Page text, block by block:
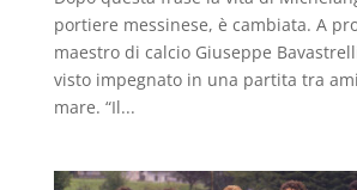
portiere messinese, è cambiata. A
maestro di calcio Giuseppe
visto impegnato in una partita tra
mare. “Il...